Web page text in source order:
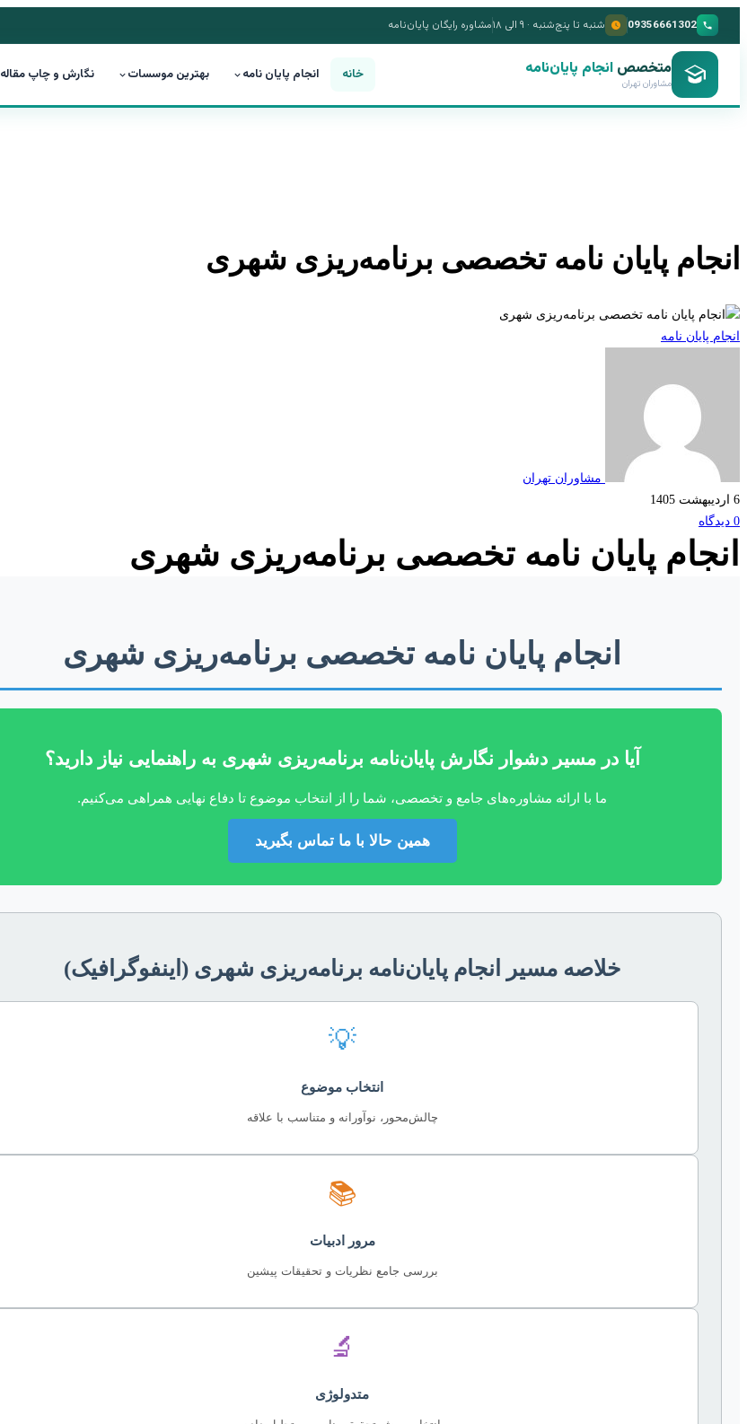
09356661302 شنبه تا پنج‌شنبه · ۹ الی ۱۸ مشاوره رایگان پایان‌نامه
متخصص انجام پایان‌نامه
مشاوران تهران خانه انجام پایان نامه بهترین موسسات نگارش و چاپ مقاله
انجام پایان نامه تخصصی برنامه‌ریزی شهری
انجام پایان نامه
مشاوران تهران
6 اردیبهشت 1405
0 دیدگاه
انجام پایان نامه تخصصی برنامه‌ریزی شهری
انجام پایان نامه تخصصی برنامه‌ریزی شهری
آیا در مسیر دشوار نگارش پایان‌نامه برنامه‌ریزی شهری به راهنمایی نیاز دارید؟
ما با ارائه مشاوره‌های جامع و تخصصی، شما را از انتخاب موضوع تا دفاع نهایی همراهی می‌کنیم.
همین حالا با ما تماس بگیرید
خلاصه مسیر انجام پایان‌نامه برنامه‌ریزی شهری (اینفوگرافیک)
💡
انتخاب موضوع
چالش‌محور، نوآورانه و متناسب با علاقه
📚
مرور ادبیات
بررسی جامع نظریات و تحقیقات پیشین
🔬
متدولوژی